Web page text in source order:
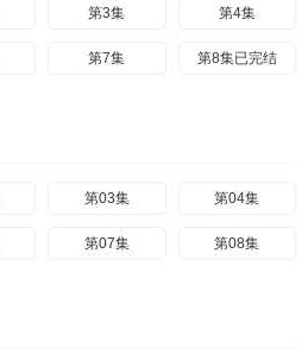
第3集 第4集
第7集 第8集已完结
第03集 第04集
第07集 第08集